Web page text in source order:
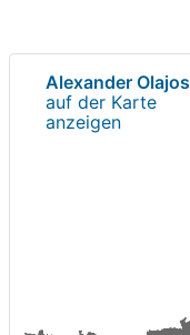
Alexander Olajos
auf der Karte
anzeigen